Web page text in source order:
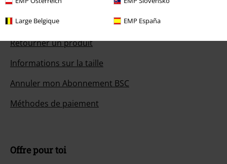
Large Belgique EMP España
FAQ
Politique de Retour
Retourner un produit
Informations sur la taille
Annuler mon Abonnement BSC
Méthodes de paiement
Offre pour toi